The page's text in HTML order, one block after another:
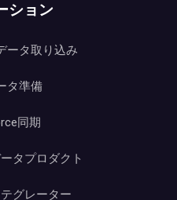
ション
ータ取り込み
タ準備
同期
タプロダクト
グレーター